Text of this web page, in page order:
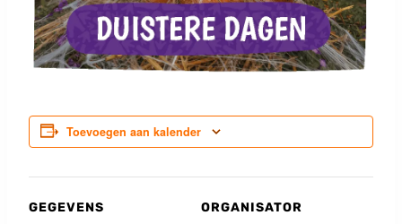
Toevoegen aan kalender
GEGEVENS ORGANISATOR